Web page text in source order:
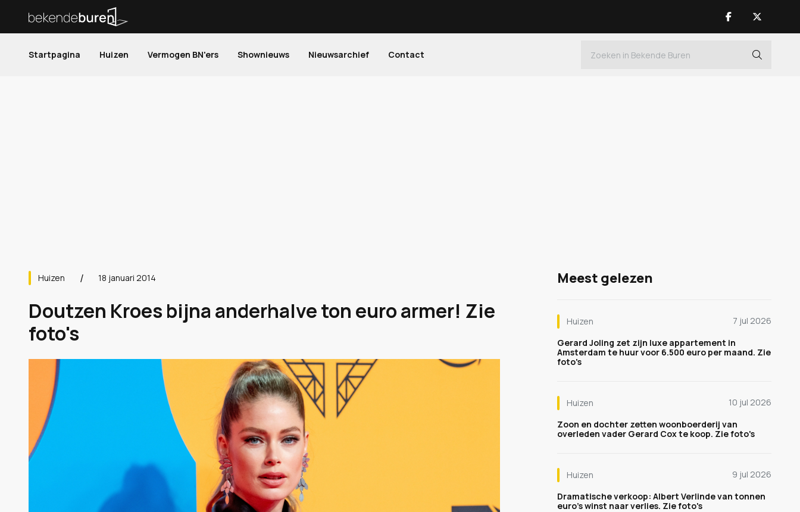
Startpagina Huizen Vermogen BN'ers Shownieuws Nieuwsarchief Contact
Huizen 18 januari 2014
Doutzen Kroes bijna anderhalve ton euro armer! Zie
foto's
Meest gelezen
Huizen
7 jul 2026
Gerard Joling zet zijn luxe appartement in
Amsterdam te huur voor 6.500 euro per maand. Zie
foto's
Huizen
10 jul 2026
Zoon en dochter zetten woonboerderij van
overleden vader Gerard Cox te koop. Zie foto's
Huizen
9 jul 2026
Dramatische verkoop: Albert Verlinde van tonnen
euro's winst naar verlies. Zie foto's